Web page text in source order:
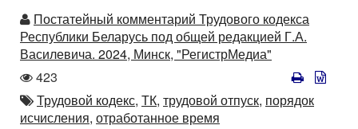
Автор
Постатейный комментарий Трудового кодекса
Республики Беларусь под общей редакцией Г.А.
Василевича. 2024, Минск, "РегистрМедиа"
Количество
просмотров
423
Автор
Трудовой кодекс, ТК, трудовой отпуск, порядок
исчисления, отработанное время